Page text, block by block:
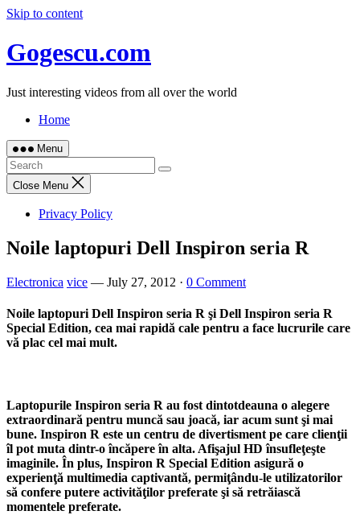
Skip to content
Gogescu.com
Just interesting videos from all over the world
Home
Menu
Close Menu
Privacy Policy
Noile laptopuri Dell Inspiron seria R
Electronica vice — July 27, 2012 · 0 Comment
Noile laptopuri Dell Inspiron seria R şi Dell Inspiron seria R
Special Edition, cea mai rapidă cale pentru a face lucrurile care
vă plac cel mai mult.
Laptopurile Inspiron seria R au fost dintotdeauna o alegere
extraordinară pentru muncă sau joacă, iar acum sunt şi mai
bune. Inspiron R este un centru de divertisment pe care clienţii
îl pot muta dintr-o încăpere în alta. Afişajul HD însufleţeşte
imaginile. În plus, Inspiron R Special Edition asigură o
experienţă multimedia captivantă, permiţându-le utilizatorilor
să confere putere activităţilor preferate şi să retrăiască
momentele preferate.